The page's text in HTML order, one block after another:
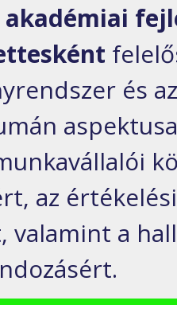
akadémiai
és
az
valamint a